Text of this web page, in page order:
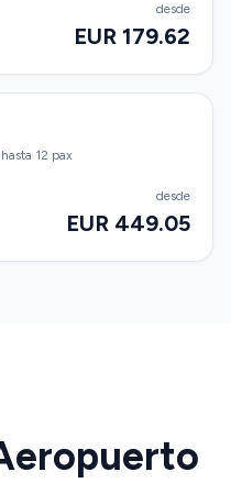
desde
EUR 179.62
12 pax
desde
EUR 449.05